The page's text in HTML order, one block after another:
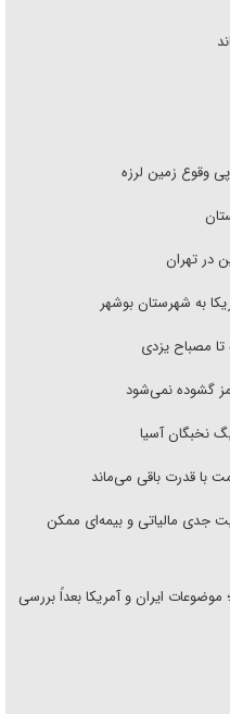
وقوع زمین لرزه
در تهران
به شهرستان بوشهر
تا مصباح یزدی
گشوده نمی‌شود
نخبگان آسیا
با قدرت باقی می‌ماند
جدی مالیاتی و بیمه‌ای ممکن
ایران و آمریکا بعداً بررسی